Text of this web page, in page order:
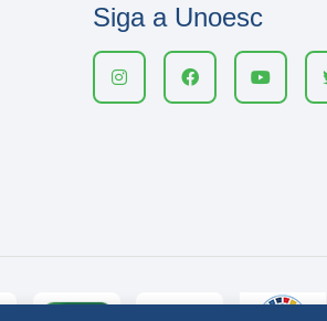
Siga a Unoesc